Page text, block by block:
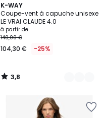
K-WAY
Coupe-vent à capuche unisexe
LE VRAI CLAUDE 4.0
à partir de
140,00 €
104,30 € -25%
3,8
/ 5
11
Couleurs
3,8
/